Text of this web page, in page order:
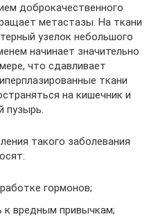
доброкачественного
метастазы. На ткани
узелок небольшого
начинает значительно
что сдавливает
ткани
на кишечник и
пузырь.
такого заболевания
гормонов;
к вредным привычкам;